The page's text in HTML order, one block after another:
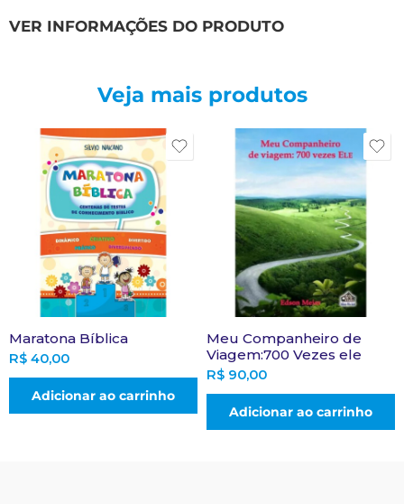
VER INFORMAÇÕES DO PRODUTO
Veja mais produtos
Maratona Bíblica
R$ 40,00
Adicionar ao carrinho
Meu Companheiro de
Viagem:700 Vezes ele
R$ 90,00
Adicionar ao carrinho